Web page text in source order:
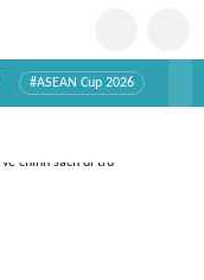
#ASEAN Cup 2026